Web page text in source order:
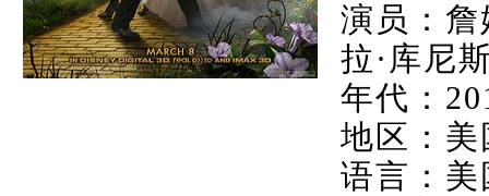
演员：詹
拉·库尼
年代：
地区：美
语言：美